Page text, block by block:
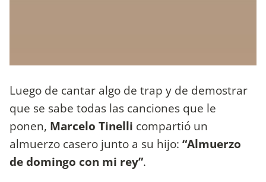
Luego de cantar algo de trap y de demostrar
que se sabe todas las canciones que le
ponen, Marcelo Tinelli compartió un
almuerzo casero junto a su hijo: “Almuerzo
de domingo con mi rey”.